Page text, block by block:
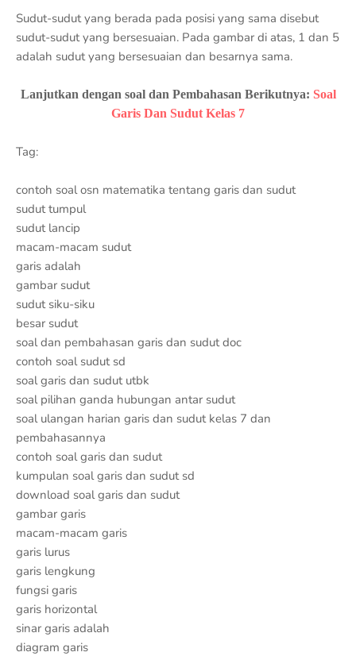
Sudut-sudut yang berada pada posisi yang sama disebut
sudut-sudut yang bersesuaian. Pada gambar di atas, 1 dan 5
adalah sudut yang bersesuaian dan besarnya sama.
Lanjutkan dengan soal dan Pembahasan Berikutnya: Soal
Garis Dan Sudut Kelas 7
Tag:
contoh soal osn matematika tentang garis dan sudut
sudut tumpul
sudut lancip
macam-macam sudut
garis adalah
gambar sudut
sudut siku-siku
besar sudut
soal dan pembahasan garis dan sudut doc
contoh soal sudut sd
soal garis dan sudut utbk
soal pilihan ganda hubungan antar sudut
soal ulangan harian garis dan sudut kelas 7 dan
pembahasannya
contoh soal garis dan sudut
kumpulan soal garis dan sudut sd
download soal garis dan sudut
gambar garis
macam-macam garis
garis lurus
garis lengkung
fungsi garis
garis horizontal
sinar garis adalah
diagram garis